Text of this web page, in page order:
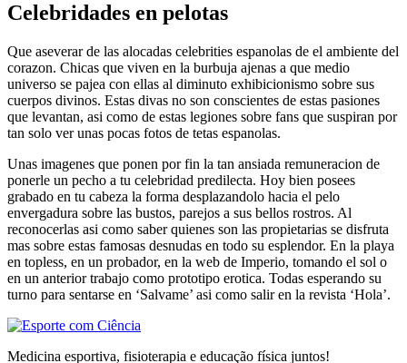
Celebridades en pelotas
Que aseverar de las alocadas celebrities espanolas de el ambiente del
corazon. Chicas que viven en la burbuja ajenas a que medio
universo se pajea con ellas al diminuto exhibicionismo sobre sus
cuerpos divinos. Estas divas no son conscientes de estas pasiones
que levantan, asi como de estas legiones sobre fans que suspiran por
tan solo ver unas pocas fotos de tetas espanolas.
Unas imagenes que ponen por fin la tan ansiada remuneracion de
ponerle un pecho a tu celebridad predilecta. Hoy bien posees
grabado en tu cabeza la forma desplazandolo hacia el pelo
envergadura sobre las bustos, parejos a sus bellos rostros. Al
reconocerlas asi­ como saber quienes son las propietarias se disfruta
mas sobre estas famosas desnudas en todo su esplendor. En la playa
en topless, en un probador, en la web de Imperio, tomando el sol o
en un anterior trabajo como prototipo erotica. Todas esperando su
turno para sentarse en ‘Salvame’ asi­ como salir en la revista ‘Hola’.
Medicina esportiva, fisioterapia e educação física juntos!